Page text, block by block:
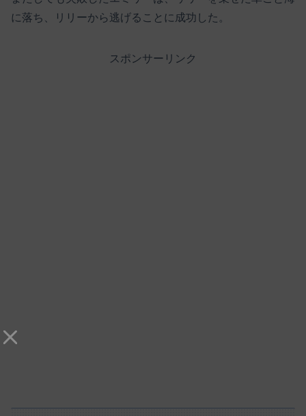
に落ち、リリーから逃げることに成功した。
スポンサーリンク